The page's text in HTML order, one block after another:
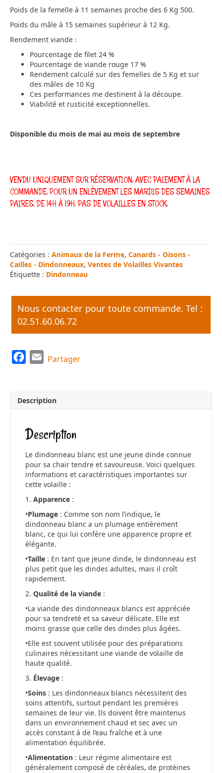
Poids de la femelle à 11 semaines proche des 6 Kg 500.
Poids du mâle à 15 semaines supérieur à 12 Kg.
Rendement viande :
Pourcentage de filet 24 %
Pourcentage de viande rouge 17 %
Rendement calculé sur des femelles de 5 Kg et sur
des mâles de 10 Kg
Ces performances me destinent à la découpe.
Viabilité et rusticité exceptionnelles.
Disponible du mois de mai au mois de septembre
VENDU UNIQUEMENT SUR RÉSERVATION, AVEC PAIEMENT À LA
COMMANDE, POUR UN ENLÈVEMENT LES MARDIS DES SEMAINES
PAIRES, DE 14H À 19H. PAS DE VOLAILLES EN STOCK.
Catégories : Animaux de la Ferme, Canards - Oisons -
Cailles - Dindonneaux, Ventes de Volailles Vivantes
Étiquette : Dindonneau
Nous contacter pour toute commande. Tel :
02.51.60.06.72
e
b
o
o
k
i
l
Partager
Description
Description
Le dindonneau blanc est une jeune dinde connue
pour sa chair tendre et savoureuse. Voici quelques
informations et caractéristiques importantes sur
cette volaille :
1. Apparence :
•Plumage : Comme son nom l’indique, le
dindonneau blanc a un plumage entièrement
blanc, ce qui lui confère une apparence propre et
élégante.
•Taille : En tant que jeune dinde, le dindonneau est
plus petit que les dindes adultes, mais il croît
rapidement.
2. Qualité de la viande :
•La viande des dindonneaux blancs est appréciée
pour sa tendreté et sa saveur délicate. Elle est
moins grasse que celle des dindes plus âgées.
•Elle est souvent utilisée pour des préparations
culinaires nécessitant une viande de volaille de
haute qualité.
3. Élevage :
•Soins : Les dindonneaux blancs nécessitent des
soins attentifs, surtout pendant les premières
semaines de leur vie. Ils doivent être maintenus
dans un environnement chaud et sec avec un
accès constant à de l’eau fraîche et à une
alimentation équilibrée.
•Alimentation : Leur régime alimentaire est
généralement composé de céréales, de protéines